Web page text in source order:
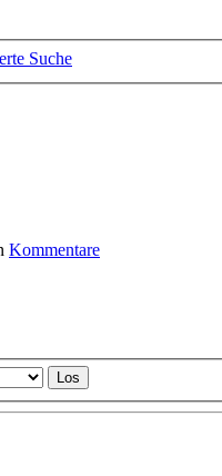
Suche
Kommentare